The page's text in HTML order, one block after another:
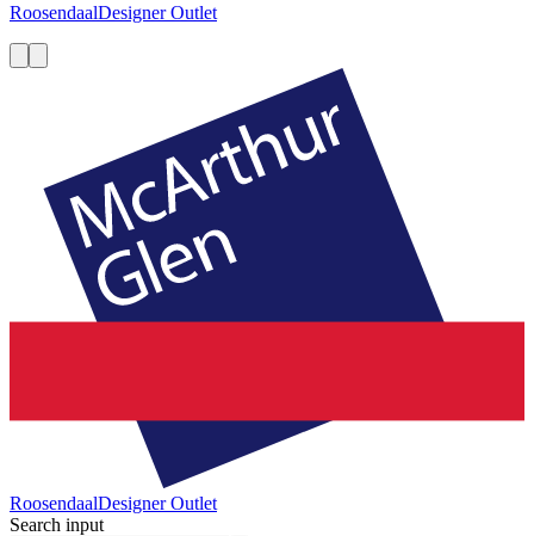
RoosendaalDesigner Outlet
RoosendaalDesigner Outlet
Search input